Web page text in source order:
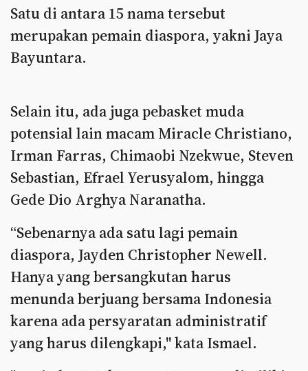
Satu di antara 15 nama tersebut
merupakan pemain diaspora, yakni Jaya
Bayuntara.
Selain itu, ada juga pebasket muda
potensial lain macam Miracle Christiano,
Irman Farras, Chimaobi Nzekwue, Steven
Sebastian, Efrael Yerusyalom, hingga
Gede Dio Arghya Naranatha.
“Sebenarnya ada satu lagi pemain
diaspora, Jayden Christopher Newell.
Hanya yang bersangkutan harus
menunda berjuang bersama Indonesia
karena ada persyaratan administratif
yang harus dilengkapi," kata Ismael.